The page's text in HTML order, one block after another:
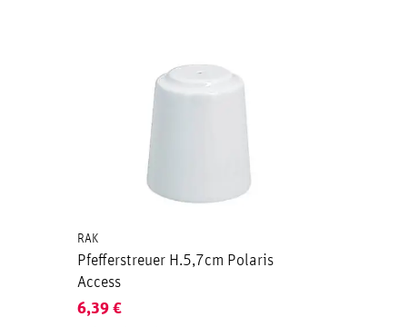
RAK
Pfefferstreuer H.5,7cm Polaris
Access
6,39 €